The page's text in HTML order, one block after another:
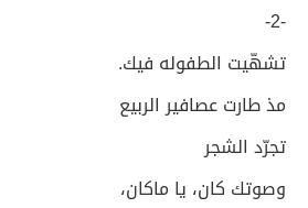
-2-
تشهّيت الطفوله فيك.
مذ طارت عصافير الربيع
تجرّد الشجر
وصوتك كان، يا ماكان،